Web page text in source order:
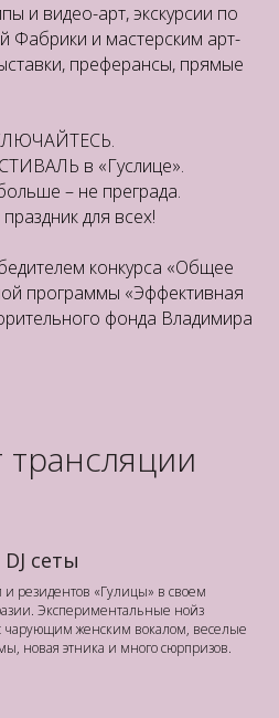
и видео-арт, экскурсии по
Фабрики и мастерским арт-
преферансы, прямые
в «Гуслице».
– не преграда.
для всех!
конкурса «Общее
программы «Эффективная
фонда Владимира
трансляции
сеты
и резидентов «Гулицы» в своем
Экспериментальные нойз
чарующим женским вокалом, веселые
новая этника и много сюрпризов.